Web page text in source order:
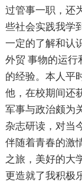
过管事一职，还
些社会实践我学
一定的了解和认
外贸 事物的运行
的经验。本人平
他，在校期间还
军事与政治颇为
杂志研读，对当
伴随着青春的激
之旅，美好的大
更造就了我积极